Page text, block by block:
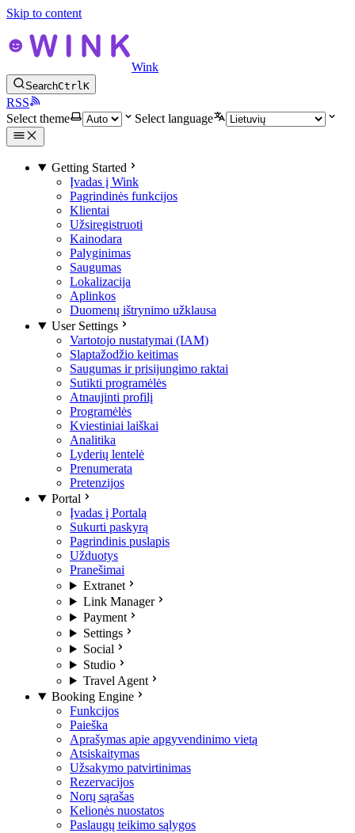
Skip to content
Wink
SearchCtrlK
RSS
Select theme
Select language
Getting Started
Įvadas į Wink
Pagrindinės funkcijos
Klientai
Užsiregistruoti
Kainodara
Palyginimas
Saugumas
Lokalizacija
Aplinkos
Duomenų ištrynimo užklausa
User Settings
Vartotojo nustatymai (IAM)
Slaptažodžio keitimas
Saugumas ir prisijungimo raktai
Sutikti programėlės
Atnaujinti profilį
Programėlės
Kviestiniai laiškai
Analitika
Lyderių lentelė
Prenumerata
Pretenzijos
Portal
Įvadas į Portalą
Sukurti paskyrą
Pagrindinis puslapis
Užduotys
Pranešimai
Extranet
Link Manager
Payment
Settings
Social
Studio
Travel Agent
Booking Engine
Funkcijos
Paieška
Aprašymas apie apgyvendinimo vietą
Atsiskaitymas
Užsakymo patvirtinimas
Rezervacijos
Norų sąrašas
Kelionės nuostatos
Paslaugų teikimo sąlygos